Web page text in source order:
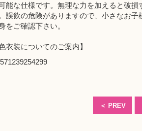
な仕様です。無理な力を加えると破損
飲の危険がありますので、小さなお子
ご確認下さい。
装についてのご案内】
＜ PREV